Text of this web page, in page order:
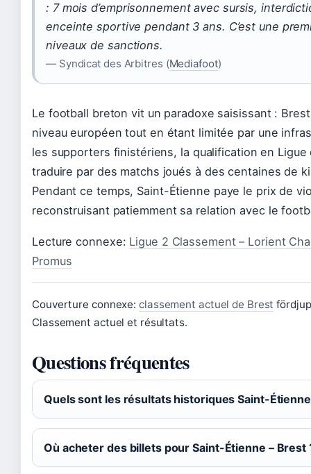
: 7 mois d’emprisonnement avec sursis,
enceinte sportive pendant 3 ans. C’est une
niveaux de sanctions.
— Syndicat des Arbitres (Mediafoot)
Le football breton vit un paradoxe saisissant :
niveau européen tout en étant limitée par une
les supporters finistériens, la qualification en
traduire par des matchs joués à des centaines de
Pendant ce temps, Saint-Étienne paye le prix de
reconstruisant patiemment sa relation avec le
Lecture connexe: Ligue 2 Classement – Lorient
Promus
Couverture connexe: classement actuel de Brest
Classement actuel et résultats.
Questions fréquentes
Quels sont les résultats historiques Saint-
Où acheter des billets pour Saint-Étienne – Brest